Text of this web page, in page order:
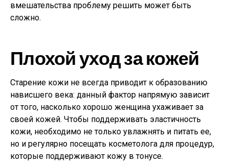
вмешательства проблему решить может быть
сложно.
Плохой уход за кожей
Старение кожи не всегда приводит к образованию
нависшего века: данный фактор напрямую зависит
от того, насколько хорошо женщина ухаживает за
своей кожей. Чтобы поддерживать эластичность
кожи, необходимо не только увлажнять и питать ее,
но и регулярно посещать косметолога для процедур,
которые поддерживают кожу в тонусе.